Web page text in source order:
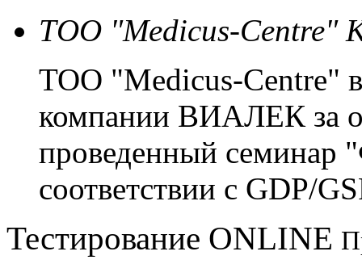
ТОО "Medicus-Centre"
ТОО "Medicus-Centre"
компании ВИАЛЕК за
проведенный семинар
соответствии с GDP/
Тестирование ONLINE